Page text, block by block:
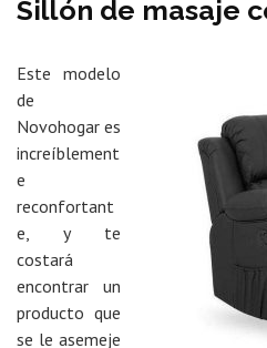
Sillón de masaje
Este modelo
de
Novohogar es
increíblement
e
reconfortant
e, y te
costará
encontrar un
producto que
se le asemeje